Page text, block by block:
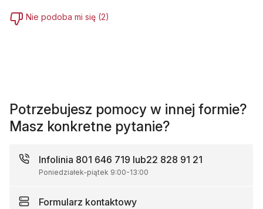
Nie podoba mi się (2)
Potrzebujesz pomocy w innej formie?
Masz konkretne pytanie?
Infolinia 801 646 719 lub22 828 91 21
Poniedziałek-piątek 9:00-13:00
Formularz kontaktowy